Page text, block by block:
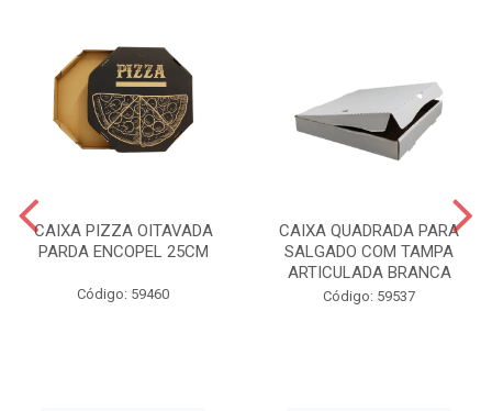
CAIXA PIZZA OITAVADA
PARDA ENCOPEL 25CM
Código: 59460
CAIXA QUADRADA PARA
SALGADO COM TAMPA
ARTICULADA BRANCA
Código: 59537